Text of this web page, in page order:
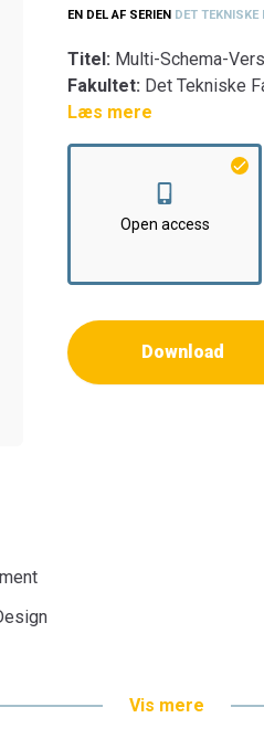
EN DEL AF SERIEN DET TEKNISKE
Titel: Multi-Schema-
Fakultet: Det Tekniske
Institut:Institut for
Læs mere
Open access
Download
Vis mere